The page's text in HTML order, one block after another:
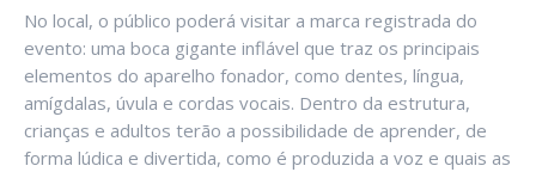
No local, o público poderá visitar a marca registrada do
evento: uma boca gigante inflável que traz os principais
elementos do aparelho fonador, como dentes, língua,
amígdalas, úvula e cordas vocais. Dentro da estrutura,
crianças e adultos terão a possibilidade de aprender, de
forma lúdica e divertida, como é produzida a voz e quais as